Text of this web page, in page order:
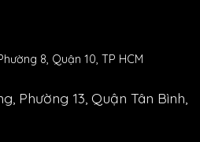
8, Quận 10, TP HCM
Phường 13, Quận Tân Bình,